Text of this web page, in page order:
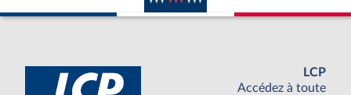
LCP
Accédez à toute